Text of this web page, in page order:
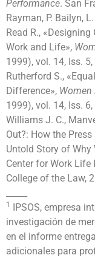
Performance. San
Rayman, P. Bailyn,
Read R.,
Work and Life»,
1999), vol. 14, Iss.
Rutherford S.,
Difference», Women
1999), vol. 14, Iss.
Williams J. C.,
Out?: How the
Untold Story of Why
Center for Work
College of the Law,
1
IPSOS, empresa
investigación de
en el informe
adicionales para